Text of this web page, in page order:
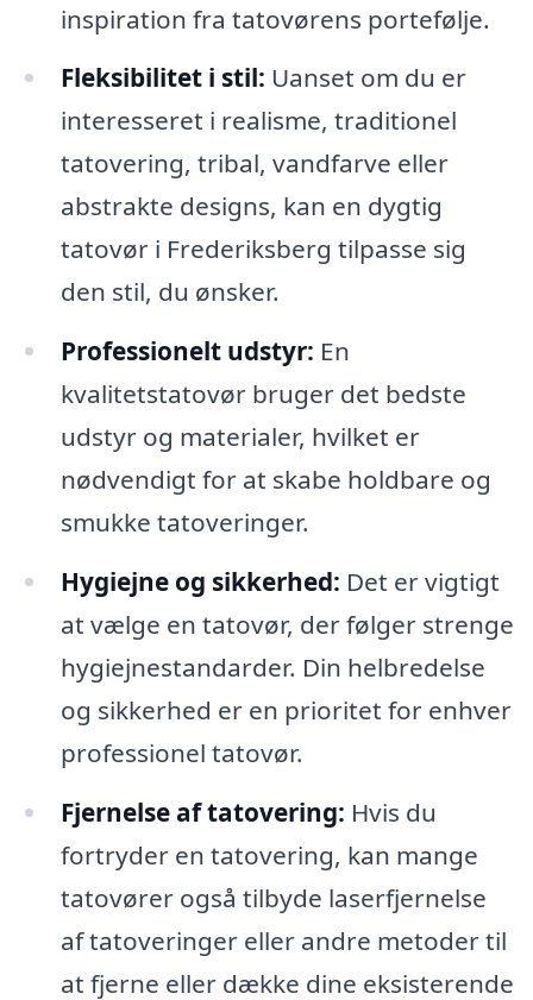
inspiration fra tatovørens portefølje.
Fleksibilitet i stil: Uanset om du er
interesseret i realisme, traditionel
tatovering, tribal, vandfarve eller
abstrakte designs, kan en dygtig
tatovør i Frederiksberg tilpasse sig
den stil, du ønsker.
Professionelt udstyr: En
kvalitetstatovør bruger det bedste
udstyr og materialer, hvilket er
nødvendigt for at skabe holdbare og
smukke tatoveringer.
Hygiejne og sikkerhed: Det er vigtigt
at vælge en tatovør, der følger strenge
hygiejnestandarder. Din helbredelse
og sikkerhed er en prioritet for enhver
professionel tatovør.
Fjernelse af tatovering: Hvis du
fortryder en tatovering, kan mange
tatovører også tilbyde laserfjernelse
af tatoveringer eller andre metoder til
at fjerne eller dække dine eksisterende